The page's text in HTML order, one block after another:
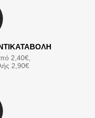
2,40€,
2,90€